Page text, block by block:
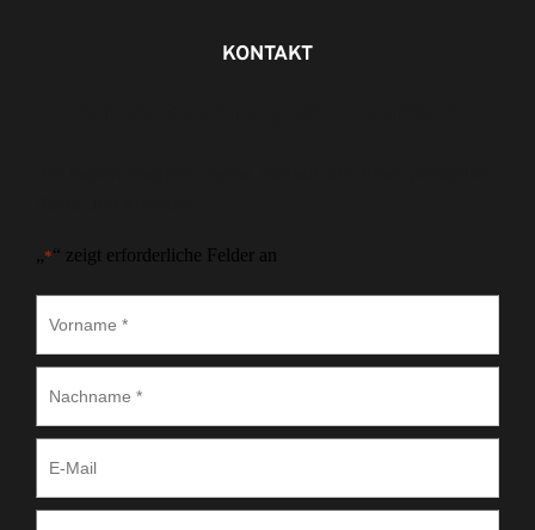
KONTAKT
„*“ zeigt erforderliche Felder an
Mail